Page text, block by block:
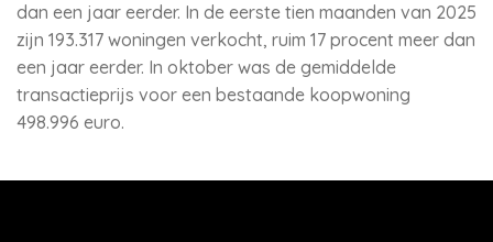
dan een jaar eerder. In de eerste tien maanden van 2025
zijn 193.317 woningen verkocht, ruim 17 procent meer dan
een jaar eerder. In oktober was de gemiddelde
transactieprijs voor een bestaande koopwoning
498.996 euro.